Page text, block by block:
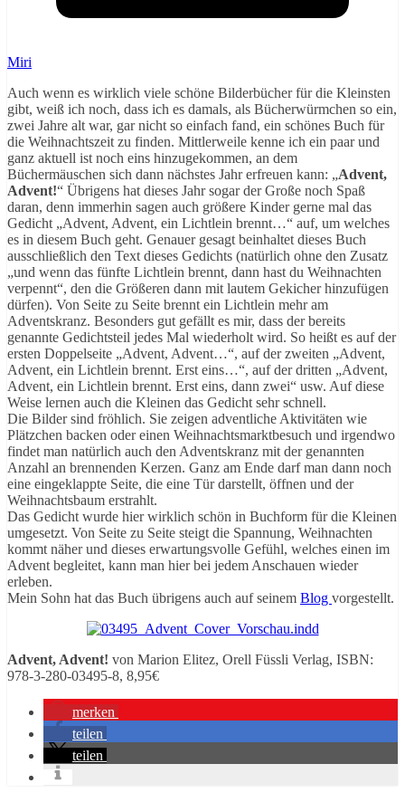
Miri
Auch wenn es wirklich viele schöne Bilderbücher für die Kleinsten
gibt, weiß ich noch, dass ich es damals, als Bücherwürmchen so ein,
zwei Jahre alt war, gar nicht so einfach fand, ein schönes Buch für
die Weihnachtszeit zu finden. Mittlerweile kenne ich ein paar und
ganz aktuell ist noch eins hinzugekommen, an dem
Büchermäuschen sich dann nächstes Jahr erfreuen kann: „Advent,
Advent!“ Übrigens hat dieses Jahr sogar der Große noch Spaß
daran, denn immerhin sagen auch größere Kinder gerne mal das
Gedicht „Advent, Advent, ein Lichtlein brennt…“ auf, um welches
es in diesem Buch geht. Genauer gesagt beinhaltet dieses Buch
ausschließlich den Text dieses Gedichts (natürlich ohne den Zusatz
„und wenn das fünfte Lichtlein brennt, dann hast du Weihnachten
verpennt“, den die Größeren dann mit lautem Gekicher hinzufügen
dürfen). Von Seite zu Seite brennt ein Lichtlein mehr am
Adventskranz. Besonders gut gefällt es mir, dass der bereits
genannte Gedichtsteil jedes Mal wiederholt wird. So heißt es auf der
ersten Doppelseite „Advent, Advent…“, auf der zweiten „Advent,
Advent, ein Lichtlein brennt. Erst eins…“, auf der dritten „Advent,
Advent, ein Lichtlein brennt. Erst eins, dann zwei“ usw. Auf diese
Weise lernen auch die Kleinen das Gedicht sehr schnell.
Die Bilder sind fröhlich. Sie zeigen adventliche Aktivitäten wie
Plätzchen backen oder einen Weihnachtsmarktbesuch und irgendwo
findet man natürlich auch den Adventskranz mit der genannten
Anzahl an brennenden Kerzen. Ganz am Ende darf man dann noch
eine eingeklappte Seite, die eine Tür darstellt, öffnen und der
Weihnachtsbaum erstrahlt.
Das Gedicht wurde hier wirklich schön in Buchform für die Kleinen
umgesetzt. Von Seite zu Seite steigt die Spannung, Weihnachten
kommt näher und dieses erwartungsvolle Gefühl, welches einen im
Advent begleitet, kann man hier bei jedem Anschauen wieder
erleben.
Mein Sohn hat das Buch übrigens auch auf seinem Blog vorgestellt.
Advent, Advent! von Marion Elitez, Orell Füssli Verlag, ISBN:
978-3-280-03495-8, 8,95€
merken
teilen
teilen